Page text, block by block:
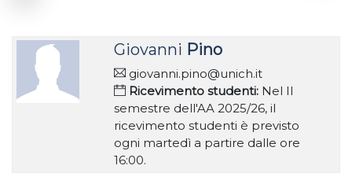
Giovanni Pino
giovanni.pino@unich.it
Ricevimento studenti: Nel II
semestre dell'AA 2025/26, il
ricevimento studenti è previsto
ogni martedì a partire dalle ore
16:00.